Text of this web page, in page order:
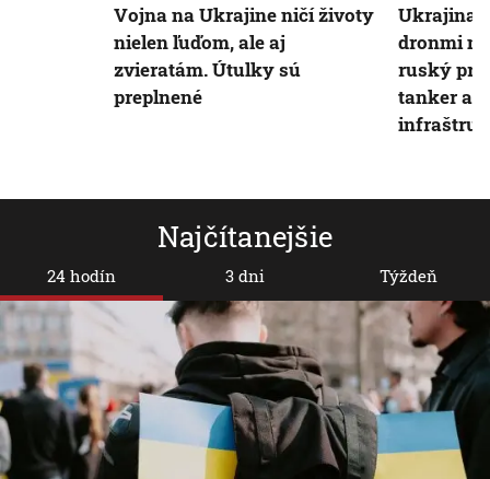
Najčítanejšie
24 hodín 3 dni Týždeň
Vojna na Ukrajine ničí životy
nielen ľuďom, ale aj
zvieratám. Útulky sú
preplnené
Ukrajina
dronmi
ruský
tanker a